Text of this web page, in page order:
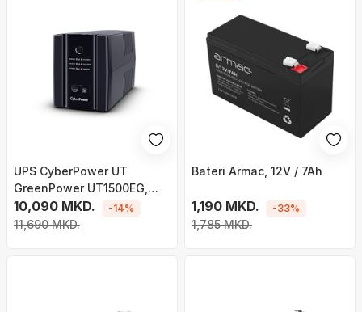
UPS CyberPower UT
GreenPower UT1500EG,
1500VA/900W, USB, priza
SHUKO
10,090 MKD.
11,690 MKD.
-14%
Bateri Armac, 12V / 7Ah
1,190 MKD.
1,785 MKD.
-33%